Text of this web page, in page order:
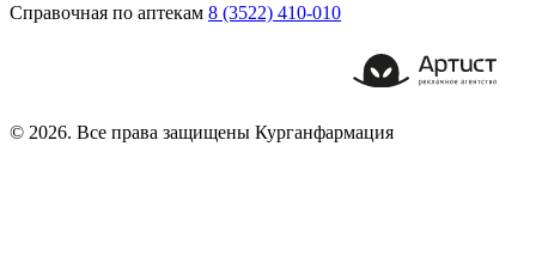
Справочная по аптекам 8 (3522) 410-010
© 2026. Все права защищены Курганфармация